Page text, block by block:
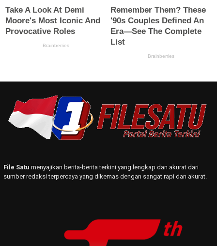
File Satu menyajikan berita-berita terkini yang lengkap dan akurat dari
sumber redaksi terpercaya yang dikemas dengan sangat rapi dan akurat.